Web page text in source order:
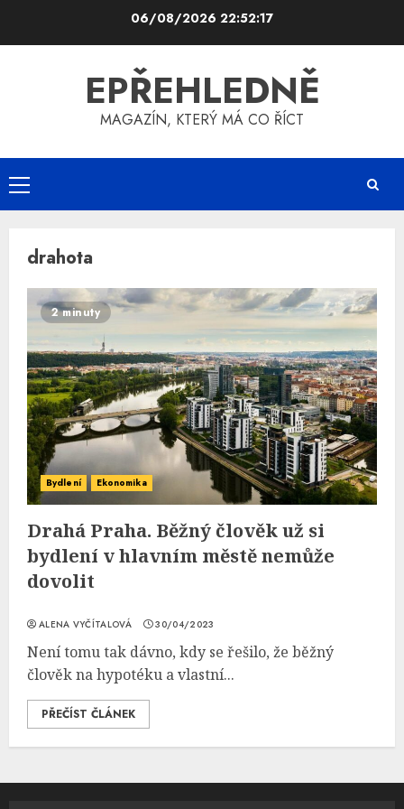
06/08/2026 22:52:17
EPŘEHLEDNĚ
MAGAZÍN, KTERÝ MÁ CO ŘÍCT
Primary
Menu
drahota
2 minuty
Bydlení Ekonomika
Drahá Praha. Běžný člověk už si
bydlení v hlavním městě nemůže
dovolit
ALENA VYČÍTALOVÁ 30/04/2023
Není tomu tak dávno, kdy se řešilo, že běžný
člověk na hypotéku a vlastní...
PŘEČÍST ČLÁNEK